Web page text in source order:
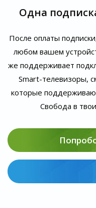
Одна
После оплаты
любом вашем
же поддерживает
Smart-телевизоры,
которые
Свобода в